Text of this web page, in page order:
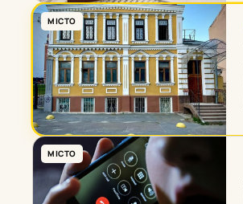
МІСТО
МІСТО